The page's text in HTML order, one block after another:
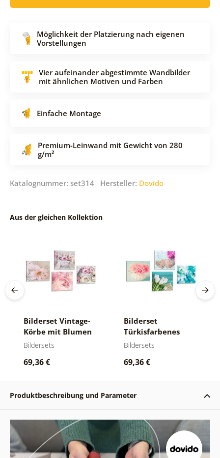
Möglichkeit der Platzierung nach eigenen
Vorstellungen
Vier aufeinander abgestimmte Wandbilder
mit ähnlichen Motiven und Farben
Einfache Montage
Premium-Leinwand mit Gewicht von 280
g/m²
Katalognummer: set314 Hersteller: Dovido
Aus der gleichen Kollektion
Bilderset Vintage-
Körbe mit Blumen
Bildersets
69,36 €
Bilderset
Türkisfarbenes
Stillleben mit
Bildersets
69,36 €
Produktbeschreibung und Parameter